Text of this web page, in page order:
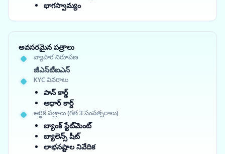
భాగస్వామ్యం
అవసరమైన పత్రాలు
వ్యాపార నిరూపణ
జీఎస్‌టీఐఎన్
KYC వివరాలు
పాన్ కార్డ్
ఆధార్ కార్డ్
ఆర్థిక పత్రాలు (గత 3 సంవత్సరాలు)
బ్యాంక్ స్టేట్‌మెంట్
బ్యాలెన్స్ షీట్
లాభనష్టాల నివేదిక